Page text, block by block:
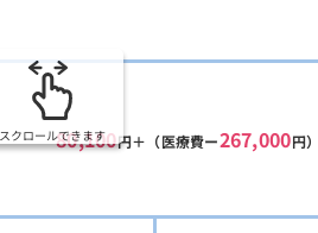
80,100円＋（医療費ー267,000円
スクロールできます